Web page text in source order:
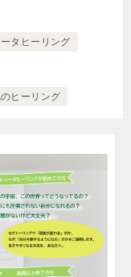
ータヒーリング
ヒーリング